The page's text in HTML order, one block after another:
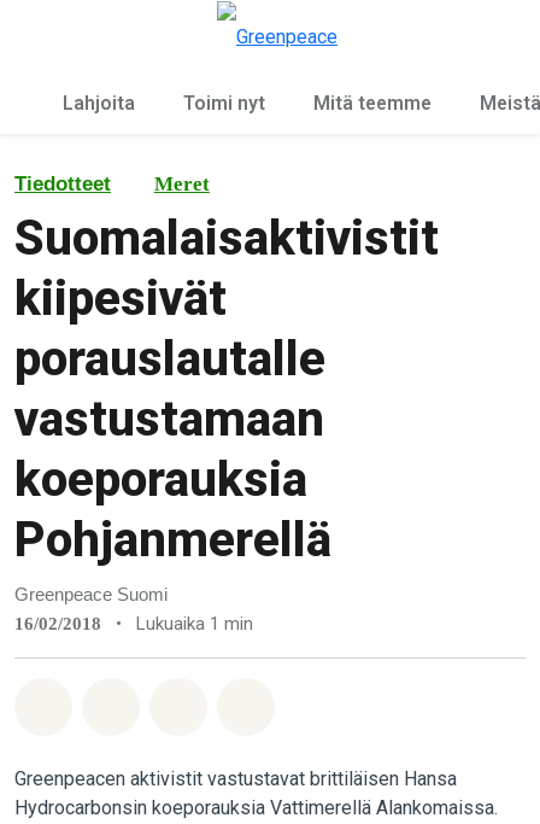
Lahjoita Toimi nyt Mitä teemme Meistä
Tiedotteet Meret
Suomalaisaktivistit
kiipesivät
porauslautalle
vastustamaan
koeporauksia
Pohjanmerellä
Greenpeace Suomi
16/02/2018 • Lukuaika 1 min
Greenpeacen aktivistit vastustavat brittiläisen Hansa
Hydrocarbonsin koeporauksia Vattimerellä Alankomaissa.